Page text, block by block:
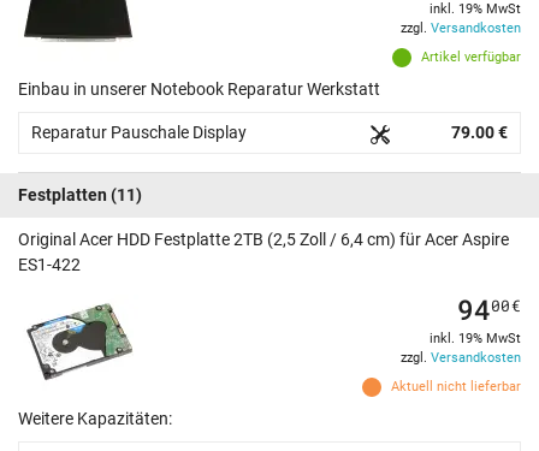
Artikel verfügbar
inkl. 19% MwSt
zzgl. Versandkosten
Einbau in unserer Notebook Reparatur Werkstatt
Reparatur Pauschale Display 79.00 €
Festplatten (11)
Original Acer HDD Festplatte 2TB (2,5 Zoll / 6,4 cm) für Acer Aspire
ES1-422
Aktuell nicht lieferbar
9400€
inkl. 19% MwSt
zzgl. Versandkosten
Weitere Kapazitäten: